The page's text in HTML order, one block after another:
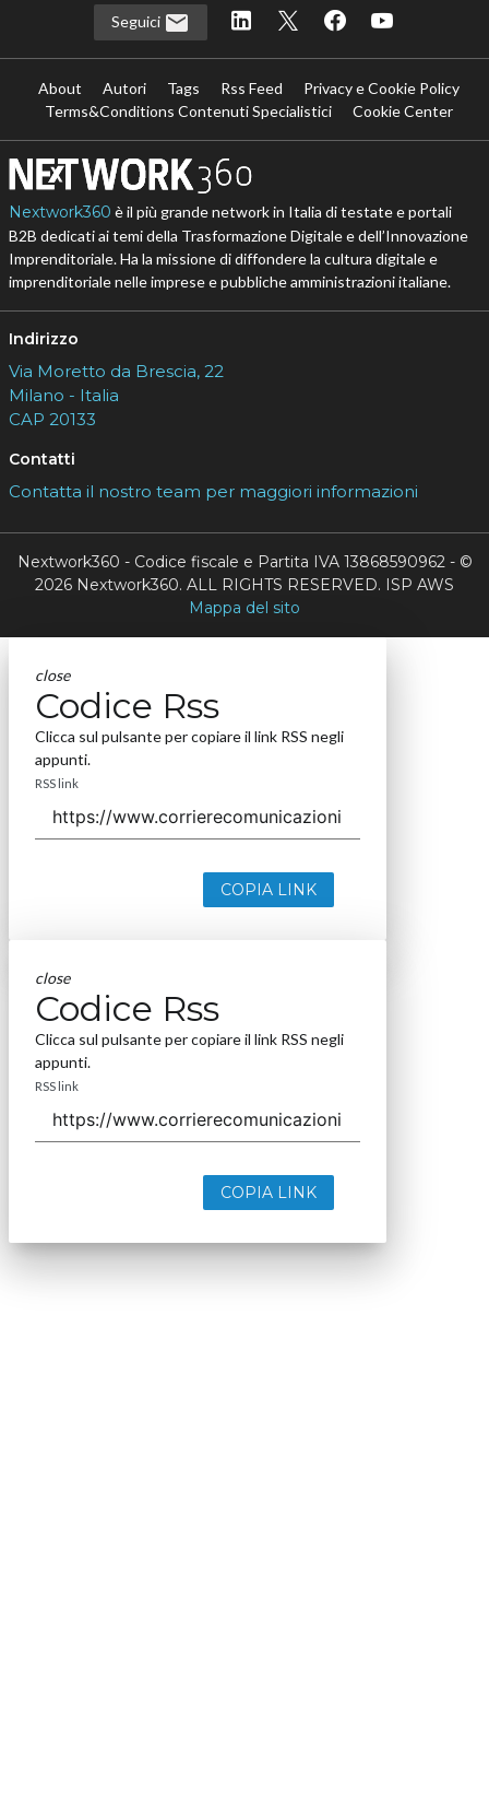
Seguici
About Autori Tags Rss Feed
Privacy e Cookie Policy
Terms&Conditions Contenuti Specialistici
Cookie Center
Nextwork360 è il più grande network in Italia di testate e portali
B2B dedicati ai temi della Trasformazione Digitale e dell’Innovazione
Imprenditoriale. Ha la missione di diffondere la cultura digitale e
imprenditoriale nelle imprese e pubbliche amministrazioni italiane.
Indirizzo
Via Moretto da Brescia, 22
Milano - Italia
CAP 20133
Contatti
Contatta il nostro team per maggiori informazioni
Nextwork360 - Codice fiscale e Partita IVA 13868590962 - ©
2026 Nextwork360. ALL RIGHTS RESERVED. ISP AWS
Mappa del sito
close
Codice Rss
Clicca sul pulsante per copiare il link RSS negli
appunti.
RSS link
COPIA LINK
close
Codice Rss
Clicca sul pulsante per copiare il link RSS negli
appunti.
RSS link
COPIA LINK